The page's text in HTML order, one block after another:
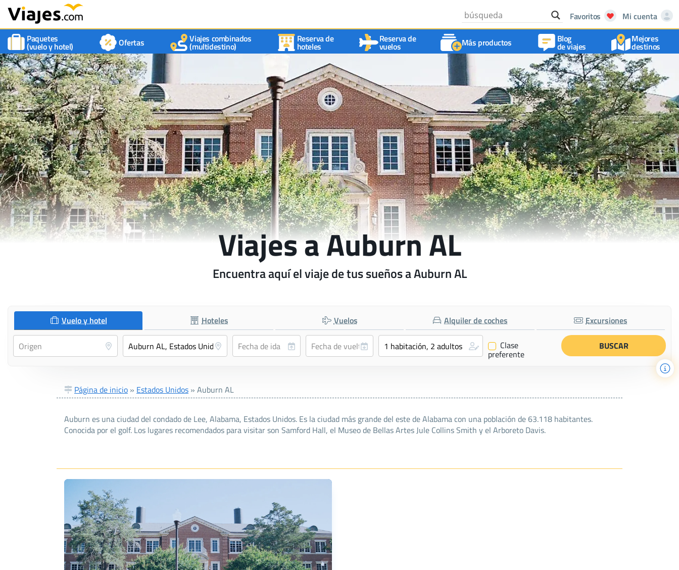
Favoritos
Mi cuenta
Paquetes
(vuelo y hotel) Ofertas Viajes combinados
(multidestino)
Reserva de
hoteles
Reserva de
vuelos Más productos Blog
de viajes
Mejores
destinos
Viajes a Auburn AL
Encuentra aquí el viaje de tus sueños a Auburn AL
Vuelo y hotel Hoteles Vuelos Alquiler de coches Excursiones
✔ Clase
preferente
Página de inicio » Estados Unidos » Auburn AL
Auburn es una ciudad del condado de Lee, Alabama, Estados Unidos. Es la ciudad más grande del este de Alabama con una población de 63.118 habitantes.
Conocida por el golf. Los lugares recomendados para visitar son Samford Hall, el Museo de Bellas Artes Jule Collins Smith y el Arboreto Davis.